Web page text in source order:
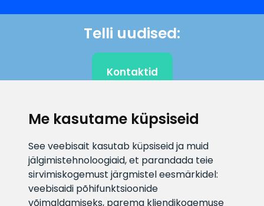
Me kasutame küpsiseid
See veebisait kasutab küpsiseid ja muid
jälgimistehnoloogiaid, et parandada teie
sirvimiskogemust järgmistel eesmärkidel:
veebisaidi põhifunktsioonide
võimaldamiseks, parema kliendikogemuse
Telli uudised:
Kontaktid
E-posti aadress
info@veefiltrid.ee
Infotelefon
+372 58862212